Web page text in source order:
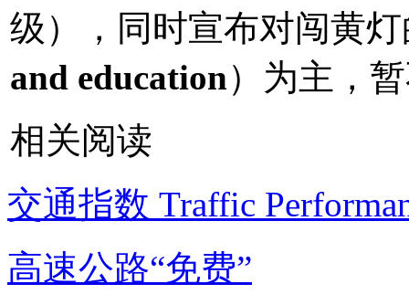
级），同时宣布对闯黄
and education）为主，
相关阅读
交通指数 Traffic
高速公路“免费”